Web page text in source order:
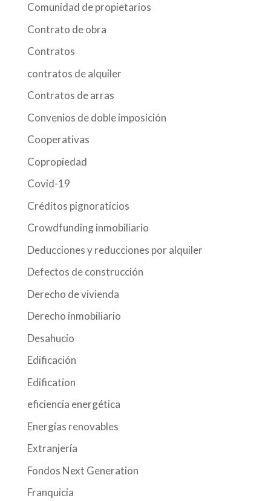
Comunidad de propietarios
Contrato de obra
Contratos
contratos de alquiler
Contratos de arras
Convenios de doble imposición
Cooperativas
Copropiedad
Covid-19
Créditos pignoraticios
Crowdfunding inmobiliario
Deducciones y reducciones por alquiler
Defectos de construcción
Derecho de vivienda
Derecho inmobiliario
Desahucio
Edificación
Edification
eficiencia energética
Energías renovables
Extranjería
Fondos Next Generation
Franquicia